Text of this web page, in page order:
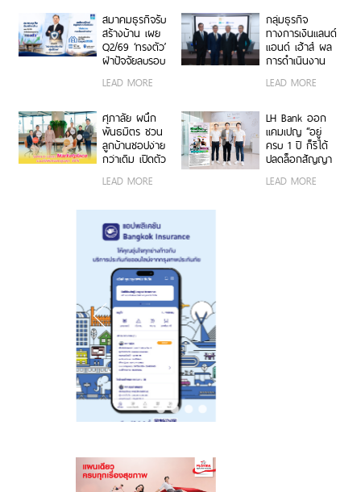
ล้านบาท ล็อกชีวิตที่เลือก
ได้”
สมาคมธุรกิจรับ
สร้างบ้าน เผย
Q2/69 ‘ทรงตัว’
ฝ่าปัจจัยลบรอบ
‘กองทุนประกันผู้
เชื่อมั่น ลุยอีเวนต์
ใหญ่ปลุกตลาด
ครึ่งปีหลัง
LEAD MORE
กลุ่มธุรกิจ
ทางการเงินแลนด์
แอนด์ เฮ้าส์ ผล
การดำเนินงาน
กำไรสุทธิ 1,538.6
37.3% สินเชื่อโต
6.7%
LEAD MORE
ศุภาลัย ผนึก
พันธมิตร ชวน
ลูกบ้านชอปง่าย
กว่าเดิม เปิดตัว
Marketplace” บน
Application รวม
ดีลพิเศษลดสูงสุด
30% เพื่อบ้านและ
การใช้ชีวิต ครบ
จบในแอปเดียว
LEAD MORE
LH Bank ออก
แคมเปญ “อยู่
ครบ 1 ปี ก็รีได้
ปลดล็อกสัญญา
เพิ่มทางเลือกใน
LEAD MORE